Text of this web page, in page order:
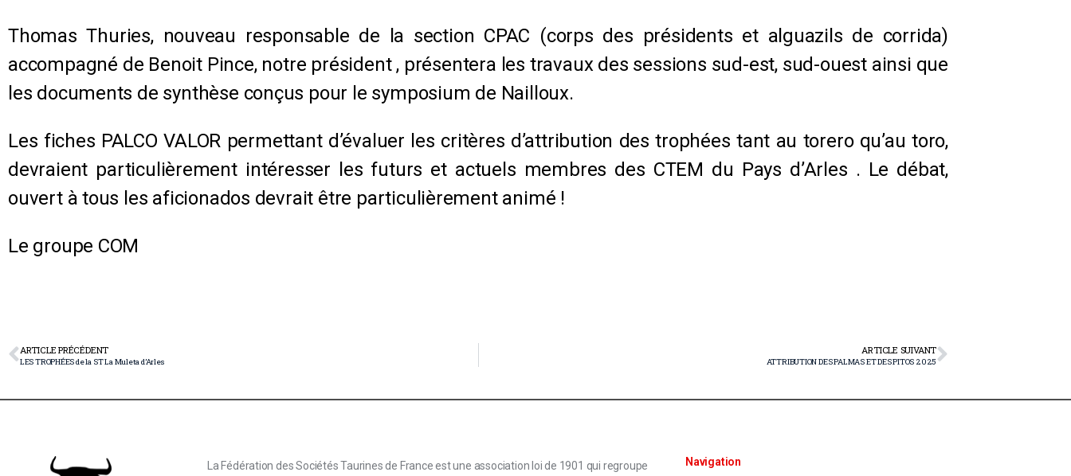
Thomas Thuries, nouveau responsable de la section CPAC (corps des présidents et alguazils de corrida)
accompagné de Benoit Pince, notre président , présentera les travaux des sessions sud-est, sud-ouest ainsi que
les documents de synthèse conçus pour le symposium de Nailloux.
Les fiches PALCO VALOR permettant d’évaluer les critères d’attribution des trophées tant au torero qu’au toro,
devraient particulièrement intéresser les futurs et actuels membres des CTEM du Pays d’Arles . Le débat,
ouvert à tous les aficionados devrait être particulièrement animé !
Le groupe COM
ARTICLE PRÉCÉDENT
LES TROPHÉES de la ST La Muleta d’Arles
ARTICLE SUIVANT
ATTRIBUTION DES PALMAS ET DES PITOS 2025
La Fédération des Sociétés Taurines de France est une association loi de 1901 qui regroupe Navigation